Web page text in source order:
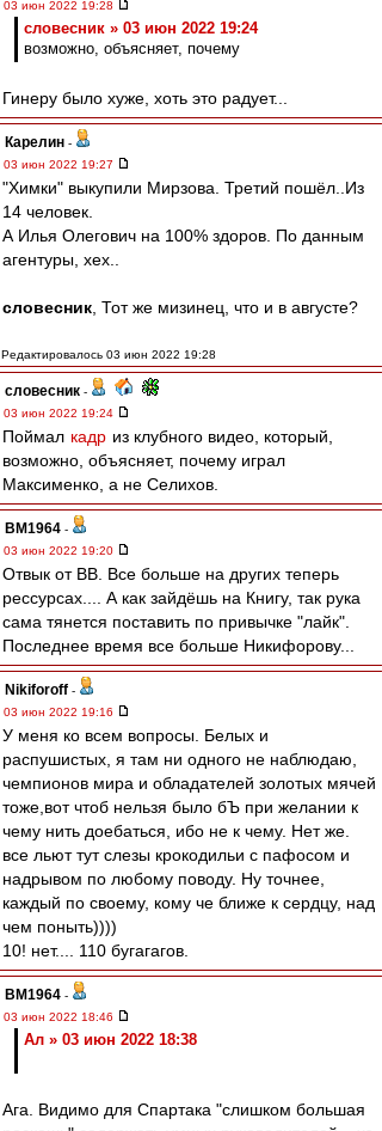
03 июн 2022 19:28
словесник » 03 июн 2022 19:24
возможно, объясняет, почему
Гинеру было хуже, хоть это радует...
Карелин -
03 июн 2022 19:27
"Химки" выкупили Мирзова. Третий пошёл..Из
14 человек.
А Илья Олегович на 100% здоров. По данным
агентуры, хех..
словесник , Тот же мизинец, что и в августе?
Редактировалось 03 июн 2022 19:28
словесник -
03 июн 2022 19:24
Поймал кадр из клубного видео, который,
возможно, объясняет, почему играл
Максименко, а не Селихов.
BM1964 -
03 июн 2022 19:20
Отвык от ВВ. Все больше на других теперь
рессурсах.... А как зайдёшь на Книгу, так рука
сама тянется поставить по привычке "лайк".
Последнее время все больше Никифорову...
Nikiforoff -
03 июн 2022 19:16
У меня ко всем вопросы. Белых и
распушистых, я там ни одного не наблюдаю,
чемпионов мира и обладателей золотых мячей
тоже,вот чтоб нельзя было бЪ при желании к
чему нить доебаться, ибо не к чему. Нет же.
все льют тут слезы крокодильи с пафосом и
надрывом по любому поводу. Ну точнее,
каждый по своему, кому че ближе к сердцу, над
чем поныть))))
10! нет.... 110 бугагагов.
BM1964 -
03 июн 2022 18:46
Ал » 03 июн 2022 18:38
Ага. Видимо для Спартака "слишком большая